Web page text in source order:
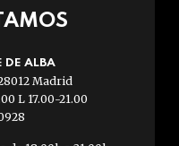
DE ALBA
Madrid
L 17.00-21.00